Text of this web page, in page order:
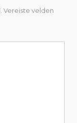
Vereiste velden